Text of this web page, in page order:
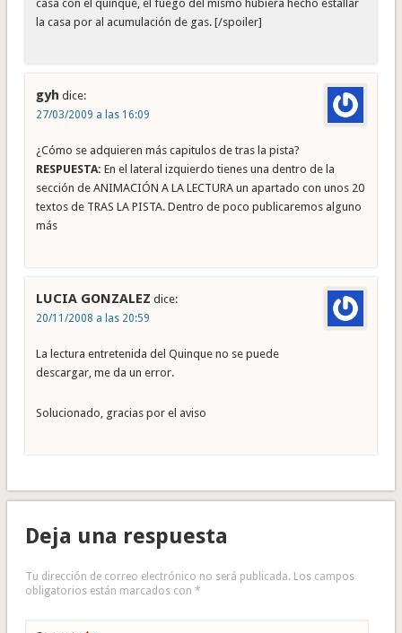
casa con el quinqué, el fuego del mismo hubiera hecho estallar
la casa por al acumulación de gas. [/spoiler]
gyh dice:
27/03/2009 a las 16:09
¿Cómo se adquieren más capitulos de tras la pista?
RESPUESTA: En el lateral izquierdo tienes una dentro de la
sección de ANIMACIÓN A LA LECTURA un apartado con unos 20
textos de TRAS LA PISTA. Dentro de poco publicaremos alguno
más
LUCIA GONZALEZ dice:
20/11/2008 a las 20:59
La lectura entretenida del Quinque no se puede
descargar, me da un error.
Solucionado, gracias por el aviso
Deja una respuesta
Tu dirección de correo electrónico no será publicada. Los campos
obligatorios están marcados con *